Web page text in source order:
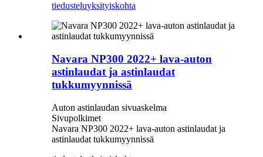
tiedusteluyksityiskohta
Navara NP300 2022+ lava-auton
astinlaudat ja astinlaudat
tukkumyynnissä
Auton astinlaudan sivuaskelma
Sivupolkimet
Navara NP300 2022+ lava-auton astinlaudat ja
astinlaudat tukkumyynnissä